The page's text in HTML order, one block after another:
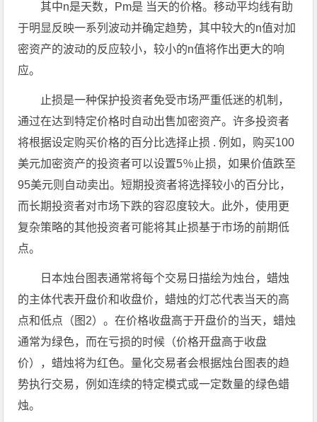
其中n是天数，Pm是 当天的价格。移动平均线有助
于明显反映一系列波动并确定趋势，其中较大的n值对加
密资产的波动的反应较小，较小的n值将作出更大的响
应。
止损是一种保护投资者免受市场严重低迷的机制，
通过在达到特定价格时自动出售加密资产。许多投资者
将根据设定购买价格的百分比选择止损 . 例如，购买100
美元加密资产的投资者可以设置5％止损，如果价值跌至
95美元则自动卖出。短期投资者将选择较小的百分比，
而长期投资者对市场下跌的容忍度较大。此外，使用更
复杂策略的其他投资者可能将其止损基于市场的前期低
点。
日本烛台图表通常将每个交易日描绘为烛台，蜡烛
的主体代表开盘价和收盘价，蜡烛的灯芯代表当天的高
点和低点（图2）。在价格收盘高于开盘价的当天，蜡烛
通常为绿色，而在亏损的时候（价格开盘高于收盘
价），蜡烛将为红色。量化交易者会根据烛台图表的趋
势执行交易，例如连续的特定模式或一定数量的绿色蜡
烛。